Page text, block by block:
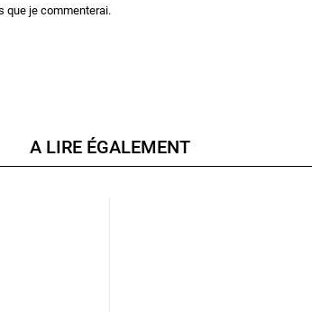
que je commenterai.
A LIRE ÉGALEMENT